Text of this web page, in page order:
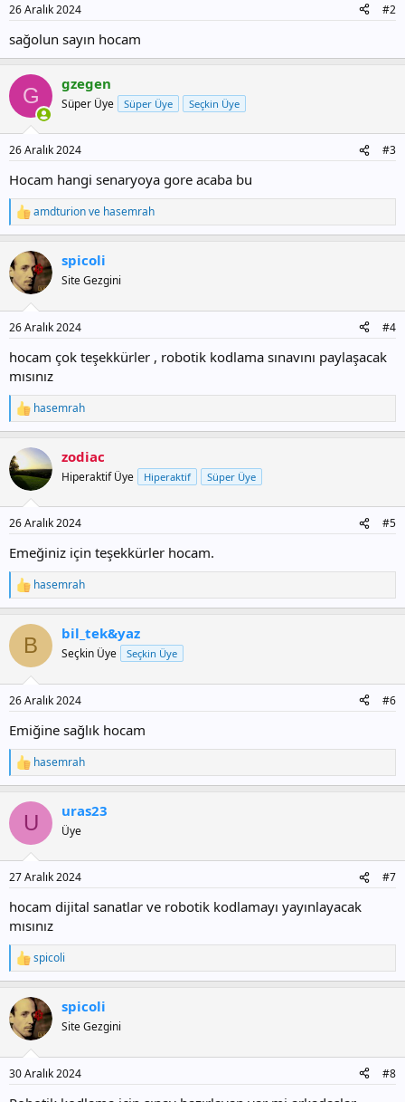
:
26 Aralık 2024 #2
sağolun sayın hocam
G gzegen
Süper Üye Süper Üye Seçkin Üye
26 Aralık 2024 #3
Hocam hangi senaryoya gore acaba bu
T
e
k
l
:
amdturionve hasemrah
spicoli
Site Gezgini
26 Aralık 2024 #4
hocam çok teşekkürler , robotik kodlama sınavını paylaşacak
mısınız
T
e
k
i
l
:
hasemrah
zodiac
Hiperaktif Üye Hiperaktif Süper Üye
26 Aralık 2024 #5
Emeğiniz için teşekkürler hocam.
T
e
k
l
:
hasemrah
B bil_tek&yaz
Seçkin Üye Seçkin Üye
26 Aralık 2024 #6
Emiğine sağlık hocam
T
e
k
l
:
hasemrah
U uras23
Üye
27 Aralık 2024 #7
hocam dijital sanatlar ve robotik kodlamayı yayınlayacak
mısınız
T
e
k
l
:
spicoli
spicoli
Site Gezgini
30 Aralık 2024 #8